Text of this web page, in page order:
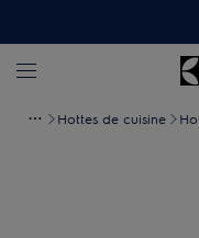
Hottes de cuisine